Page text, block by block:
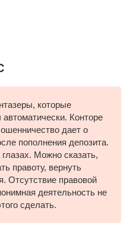
которые
Конторе
дает о
пополнения депозита.
Можно сказать,
правоту, вернуть
Отсутствие правовой
деятельность не
сделать.